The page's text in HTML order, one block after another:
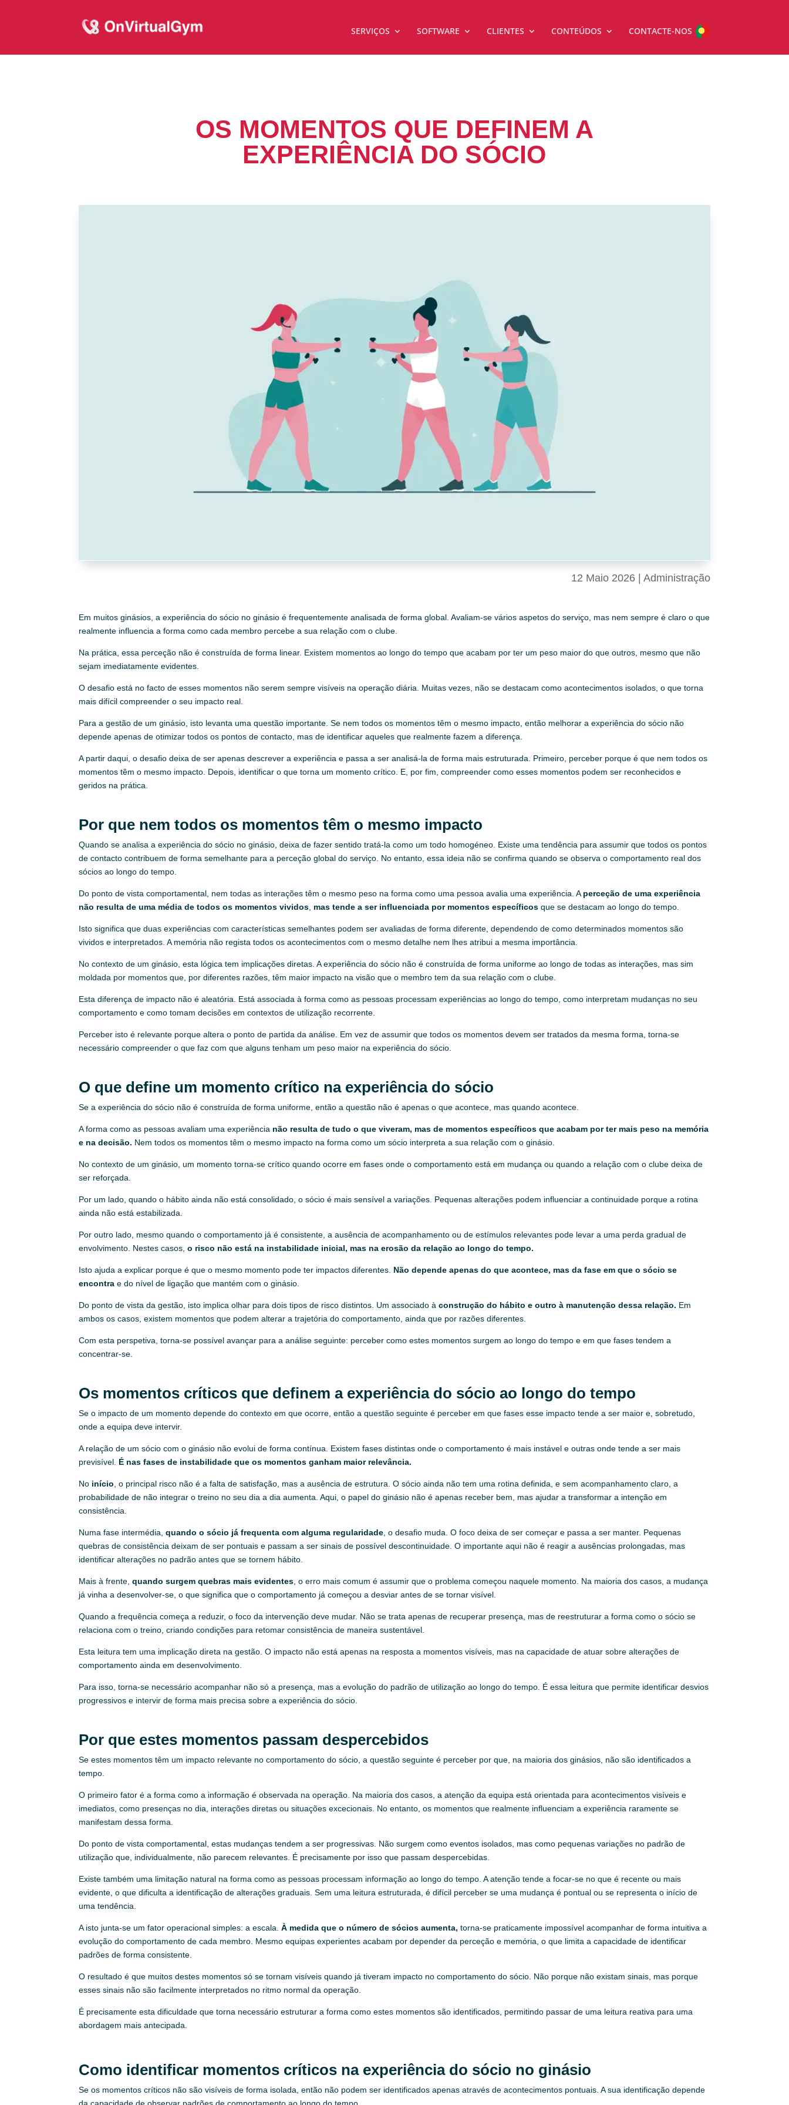
SERVIÇOS SOFTWARE CLIENTES CONTEÚDOS CONTACTE-NOS
OS MOMENTOS QUE DEFINEM A
EXPERIÊNCIA DO SÓCIO
12 Maio 2026| Administração
Em muitos ginásios, a experiência do sócio no ginásio é frequentemente analisada de forma global. Avaliam-se vários aspetos do serviço, mas nem sempre é claro o que
realmente influencia a forma como cada membro percebe a sua relação com o clube.
Na prática, essa perceção não é construída de forma linear. Existem momentos ao longo do tempo que acabam por ter um peso maior do que outros, mesmo que não
sejam imediatamente evidentes.
O desafio está no facto de esses momentos não serem sempre visíveis na operação diária. Muitas vezes, não se destacam como acontecimentos isolados, o que torna
mais difícil compreender o seu impacto real.
Para a gestão de um ginásio, isto levanta uma questão importante. Se nem todos os momentos têm o mesmo impacto, então melhorar a experiência do sócio não
depende apenas de otimizar todos os pontos de contacto, mas de identificar aqueles que realmente fazem a diferença.
A partir daqui, o desafio deixa de ser apenas descrever a experiência e passa a ser analisá-la de forma mais estruturada. Primeiro, perceber porque é que nem todos os
momentos têm o mesmo impacto. Depois, identificar o que torna um momento crítico. E, por fim, compreender como esses momentos podem ser reconhecidos e
geridos na prática.
Por que nem todos os momentos têm o mesmo impacto
Quando se analisa a experiência do sócio no ginásio, deixa de fazer sentido tratá-la como um todo homogéneo. Existe uma tendência para assumir que todos os pontos
de contacto contribuem de forma semelhante para a perceção global do serviço. No entanto, essa ideia não se confirma quando se observa o comportamento real dos
sócios ao longo do tempo.
Do ponto de vista comportamental, nem todas as interações têm o mesmo peso na forma como uma pessoa avalia uma experiência. A perceção de uma experiência
não resulta de uma média de todos os momentos vividos mas tende a ser influenciada por momentos específicos que se destacam ao longo do tempo.
Isto significa que duas experiências com características semelhantes podem ser avaliadas de forma diferente, dependendo de como determinados momentos são
vividos e interpretados. A memória não regista todos os acontecimentos com o mesmo detalhe nem lhes atribui a mesma importância.
No contexto de um ginásio, esta lógica tem implicações diretas. A experiência do sócio não é construída de forma uniforme ao longo de todas as interações, mas sim
moldada por momentos que, por diferentes razões, têm maior impacto na visão que o membro tem da sua relação com o clube.
Esta diferença de impacto não é aleatória. Está associada à forma como as pessoas processam experiências ao longo do tempo, como interpretam mudanças no seu
comportamento e como tomam decisões em contextos de utilização recorrente.
Perceber isto é relevante porque altera o ponto de partida da análise. Em vez de assumir que todos os momentos devem ser tratados da mesma forma, torna-se
necessário compreender o que faz com que alguns tenham um peso maior na experiência do sócio.
O que define um momento crítico na experiência do sócio
Se a experiência do sócio não é construída de forma uniforme, então a questão não é apenas o que acontece, mas quando acontece.
A forma como as pessoas avaliam uma experiência não resulta de tudo o que viveram, mas de momentos específicos que acabam por ter mais peso na memória
e na decisão. Nem todos os momentos têm o mesmo impacto na forma como um sócio interpreta a sua relação com o ginásio.
No contexto de um ginásio, um momento torna-se crítico quando ocorre em fases onde o comportamento está em mudança ou quando a relação com o clube deixa de
ser reforçada.
Por um lado, quando o hábito ainda não está consolidado, o sócio é mais sensível a variações. Pequenas alterações podem influenciar a continuidade porque a rotina
ainda não está estabilizada.
Por outro lado, mesmo quando o comportamento já é consistente, a ausência de acompanhamento ou de estímulos relevantes pode levar a uma perda gradual de
envolvimento. Nestes casos,o risco não está na instabilidade inicial, mas na erosão da relação ao longo do tempo.
Isto ajuda a explicar porque é que o mesmo momento pode ter impactos diferentes. Não depende apenas do que acontece, mas da fase em que o sócio se
encontra e do nível de ligação que mantém com o ginásio.
Do ponto de vista da gestão, isto implica olhar para dois tipos de risco distintos. Um associado à construção do hábito e outro à manutenção dessa relação. Em
ambos os casos, existem momentos que podem alterar a trajetória do comportamento, ainda que por razões diferentes.
Com esta perspetiva, torna-se possível avançar para a análise seguinte: perceber como estes momentos surgem ao longo do tempo e em que fases tendem a
concentrar-se.
Os momentos críticos que definem a experiência do sócio ao longo do tempo
Se o impacto de um momento depende do contexto em que ocorre, então a questão seguinte é perceber em que fases esse impacto tende a ser maior e, sobretudo,
onde a equipa deve intervir.
A relação de um sócio com o ginásio não evolui de forma contínua. Existem fases distintas onde o comportamento é mais instável e outras onde tende a ser mais
previsível. É nas fases de instabilidade que os momentos ganham maior relevância.
No início , o principal risco não é a falta de satisfação, mas a ausência de estrutura. O sócio ainda não tem uma rotina definida, e sem acompanhamento claro, a
probabilidade de não integrar o treino no seu dia a dia aumenta. Aqui, o papel do ginásio não é apenas receber bem, mas ajudar a transformar a intenção em
consistência.
Numa fase intermédia,quando o sócio já frequenta com alguma regularidade , o desafio muda. O foco deixa de ser começar e passa a ser manter. Pequenas
quebras de consistência deixam de ser pontuais e passam a ser sinais de possível descontinuidade. O importante aqui não é reagir a ausências prolongadas, mas
identificar alterações no padrão antes que se tornem hábito.
Mais à frente,quando surgem quebras mais evidentes , o erro mais comum é assumir que o problema começou naquele momento. Na maioria dos casos, a mudança
já vinha a desenvolver-se, o que significa que o comportamento já começou a desviar antes de se tornar visível.
Quando a frequência começa a reduzir, o foco da intervenção deve mudar. Não se trata apenas de recuperar presença, mas de reestruturar a forma como o sócio se
relaciona com o treino, criando condições para retomar consistência de maneira sustentável.
Esta leitura tem uma implicação direta na gestão. O impacto não está apenas na resposta a momentos visíveis, mas na capacidade de atuar sobre alterações de
comportamento ainda em desenvolvimento.
Para isso, torna-se necessário acompanhar não só a presença, mas a evolução do padrão de utilização ao longo do tempo. É essa leitura que permite identificar desvios
progressivos e intervir de forma mais precisa sobre a experiência do sócio.
Por que estes momentos passam despercebidos
Se estes momentos têm um impacto relevante no comportamento do sócio, a questão seguinte é perceber por que, na maioria dos ginásios, não são identificados a
tempo.
O primeiro fator é a forma como a informação é observada na operação. Na maioria dos casos, a atenção da equipa está orientada para acontecimentos visíveis e
imediatos, como presenças no dia, interações diretas ou situações excecionais. No entanto, os momentos que realmente influenciam a experiência raramente se
manifestam dessa forma.
Do ponto de vista comportamental, estas mudanças tendem a ser progressivas. Não surgem como eventos isolados, mas como pequenas variações no padrão de
utilização que, individualmente, não parecem relevantes. É precisamente por isso que passam despercebidas.
Existe também uma limitação natural na forma como as pessoas processam informação ao longo do tempo. A atenção tende a focar-se no que é recente ou mais
evidente, o que dificulta a identificação de alterações graduais. Sem uma leitura estruturada, é difícil perceber se uma mudança é pontual ou se representa o início de
uma tendência.
A isto junta-se um fator operacional simples: a escala. À medida que o número de sócios aumenta,torna-se praticamente impossível acompanhar de forma intuitiva a
evolução do comportamento de cada membro. Mesmo equipas experientes acabam por depender da perceção e memória, o que limita a capacidade de identificar
padrões de forma consistente.
O resultado é que muitos destes momentos só se tornam visíveis quando já tiveram impacto no comportamento do sócio. Não porque não existam sinais, mas porque
esses sinais não são facilmente interpretados no ritmo normal da operação.
É precisamente esta dificuldade que torna necessário estruturar a forma como estes momentos são identificados, permitindo passar de uma leitura reativa para uma
abordagem mais antecipada.
Como identificar momentos críticos na experiência do sócio no ginásio
Se os momentos críticos não são visíveis de forma isolada, então não podem ser identificados apenas através de acontecimentos pontuais. A sua identificação depende